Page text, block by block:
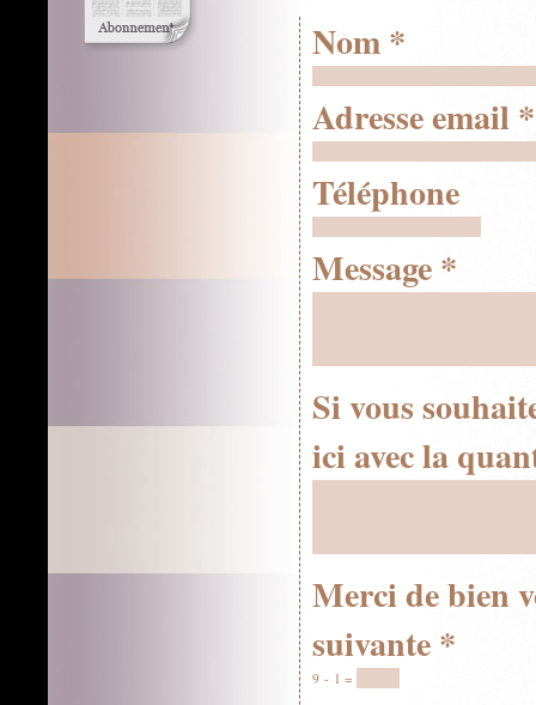
Nom
Adresse email
Téléphone
Message
Si vous
ici avec la
Merci de bien
suivante
9 - 1 =